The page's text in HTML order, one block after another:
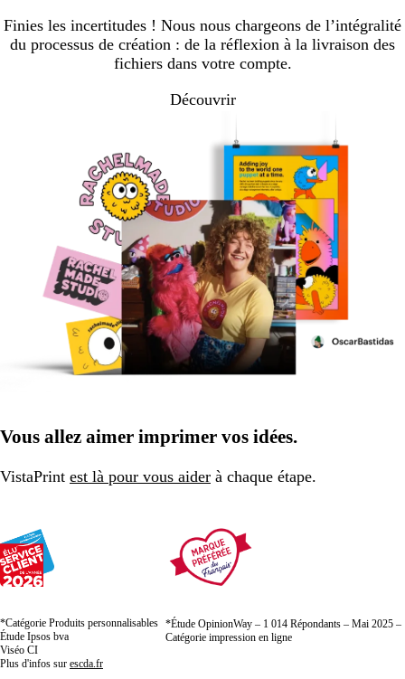
Finies les incertitudes ! Nous nous chargeons de l’intégralité
du processus de création : de la réflexion à la livraison des
fichiers dans votre compte.
Découvrir
Vous allez aimer imprimer vos idées.
VistaPrint est là pour vous aider à chaque étape.
*Catégorie Produits personnalisables
Étude Ipsos bva
Viséo CI
Plus d'infos sur escda.fr
*Étude OpinionWay – 1 014 Répondants – Mai 2025 –
Catégorie impression en ligne